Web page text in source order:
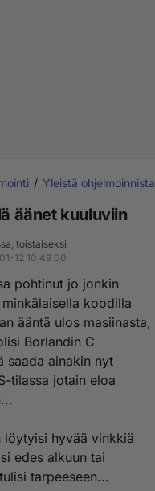
Yleistä ohjelmoinnista
äänet kuuluviin
toistaiseksi
12 10:49:00
pohtinut jo jonkin
koodilla
ääntä ulos masiinasta,
Borlandin C
saada ainakin nyt
tilassa jotain eloa
löytyisi hyvää vinkkiä
edes alkuun tai
tarpeeseen...